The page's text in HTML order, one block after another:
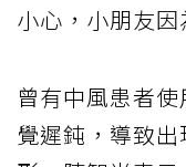
小心，小朋友
曾有中風患者
覺遲鈍，導致